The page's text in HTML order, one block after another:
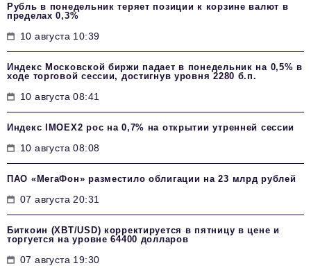
Рубль в понедельник теряет позиции к корзине валют в
пределах 0,3%
10 августа 10:39
Индекс Московской биржи падает в понедельник на 0,5% в
ходе торговой сессии, достигнув уровня 2280 б.п.
10 августа 08:41
Индекс IMOEX2 рос на 0,7% на открытии утренней сессии
10 августа 08:08
ПАО «МегаФон» разместило облигации на 23 млрд рублей
07 августа 20:31
Биткоин (XBT/USD) корректируется в пятницу в цене и
торгуется на уровне 64400 долларов
07 августа 19:30